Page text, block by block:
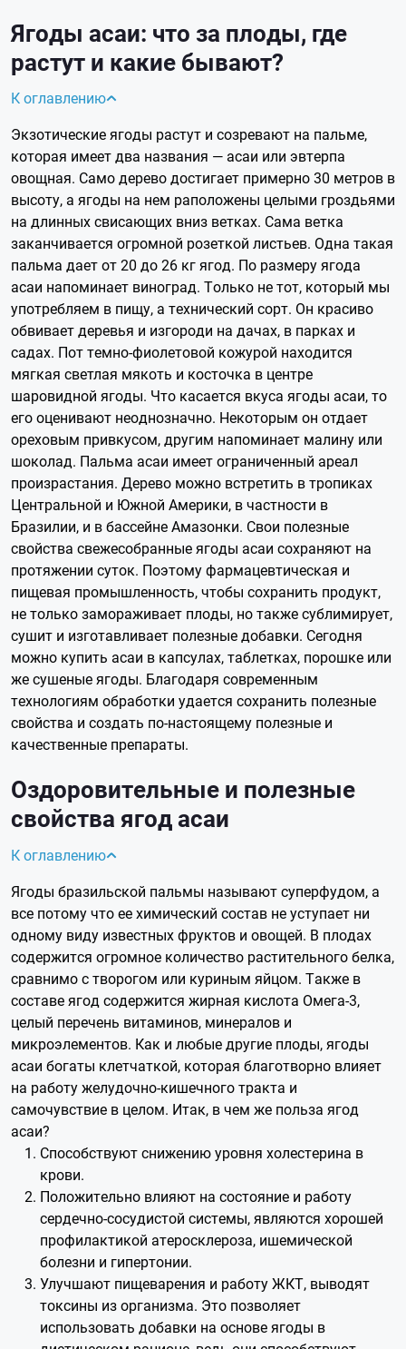
Ягоды асаи: что за плоды, где
растут и какие бывают?
К оглавлению
Экзотические ягоды растут и созревают на пальме,
которая имеет два названия — асаи или эвтерпа
овощная. Само дерево достигает примерно 30 метров в
высоту, а ягоды на нем раположены целыми гроздьями
на длинных свисающих вниз ветках. Сама ветка
заканчивается огромной розеткой листьев. Одна такая
пальма дает от 20 до 26 кг ягод. По размеру ягода
асаи напоминает виноград. Только не тот, который мы
употребляем в пищу, а технический сорт. Он красиво
обвивает деревья и изгороди на дачах, в парках и
садах. Пот темно-фиолетовой кожурой находится
мягкая светлая мякоть и косточка в центре
шаровидной ягоды. Что касается вкуса ягоды асаи, то
его оценивают неоднозначно. Некоторым он отдает
ореховым привкусом, другим напоминает малину или
шоколад. Пальма асаи имеет ограниченный ареал
произрастания. Дерево можно встретить в тропиках
Центральной и Южной Америки, в частности в
Бразилии, и в бассейне Амазонки. Свои полезные
свойства свежесобранные ягоды асаи сохраняют на
протяжении суток. Поэтому фармацевтическая и
пищевая промышленность, чтобы сохранить продукт,
не только замораживает плоды, но также сублимирует,
сушит и изготавливает полезные добавки. Сегодня
можно купить асаи в капсулах, таблетках, порошке или
же сушеные ягоды. Благодаря современным
технологиям обработки удается сохранить полезные
свойства и создать по-настоящему полезные и
качественные препараты.
Оздоровительные и полезные
свойства ягод асаи
К оглавлению
Ягоды бразильской пальмы называют суперфудом, а
все потому что ее химический состав не уступает ни
одному виду известных фруктов и овощей. В плодах
содержится огромное количество растительного белка,
сравнимо с творогом или куриным яйцом. Также в
составе ягод содержится жирная кислота Омега-3,
целый перечень витаминов, минералов и
микроэлементов. Как и любые другие плоды, ягоды
асаи богаты клетчаткой, которая благотворно влияет
на работу желудочно-кишечного тракта и
самочувствие в целом. Итак, в чем же польза ягод
асаи?
Способствуют снижению уровня холестерина в
крови.
Положительно влияют на состояние и работу
сердечно-сосудистой системы, являются хорошей
профилактикой атеросклероза, ишемической
болезни и гипертонии.
Улучшают пищеварения и работу ЖКТ, выводят
токсины из организма. Это позволяет
использовать добавки на основе ягоды в